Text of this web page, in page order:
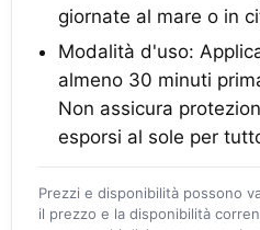
giornate al mare o in
Modalità d'uso:
almeno 30 minuti
Non assicura
esporsi al sole per
Prezzi e disponibilità possono
il prezzo e la disponibilità